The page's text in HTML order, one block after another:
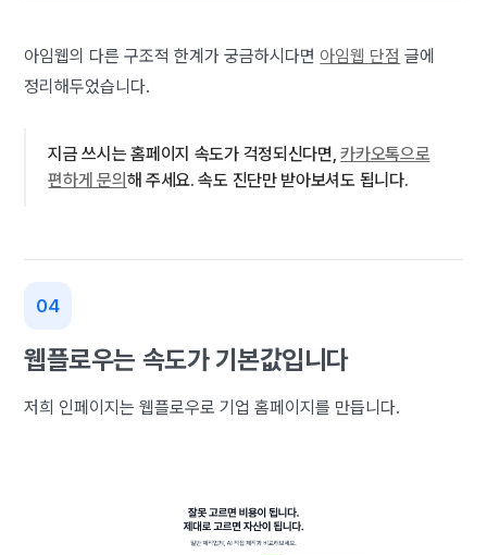
아임웹의 다른 구조적 한계가 궁금하시다면 아임웹 단점 글에
정리해두었습니다.
지금 쓰시는 홈페이지 속도가 걱정되신다면,카카오톡으로
편하게 문의 해 주세요. 속도 진단만 받아보셔도 됩니다.
웹플로우는 속도가 기본값입니다
저희 인페이지는 웹플로우로 기업 홈페이지를 만듭니다.